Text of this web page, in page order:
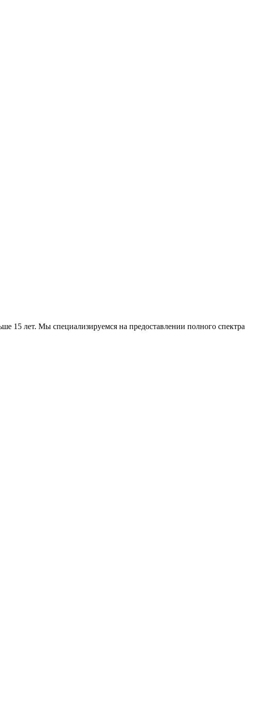
15 лет. Мы специализируемся на предоставлении полного спектра